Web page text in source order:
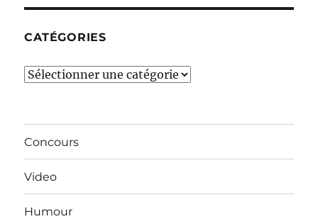
CATÉGORIES
Catégories
Concours
Video
Humour